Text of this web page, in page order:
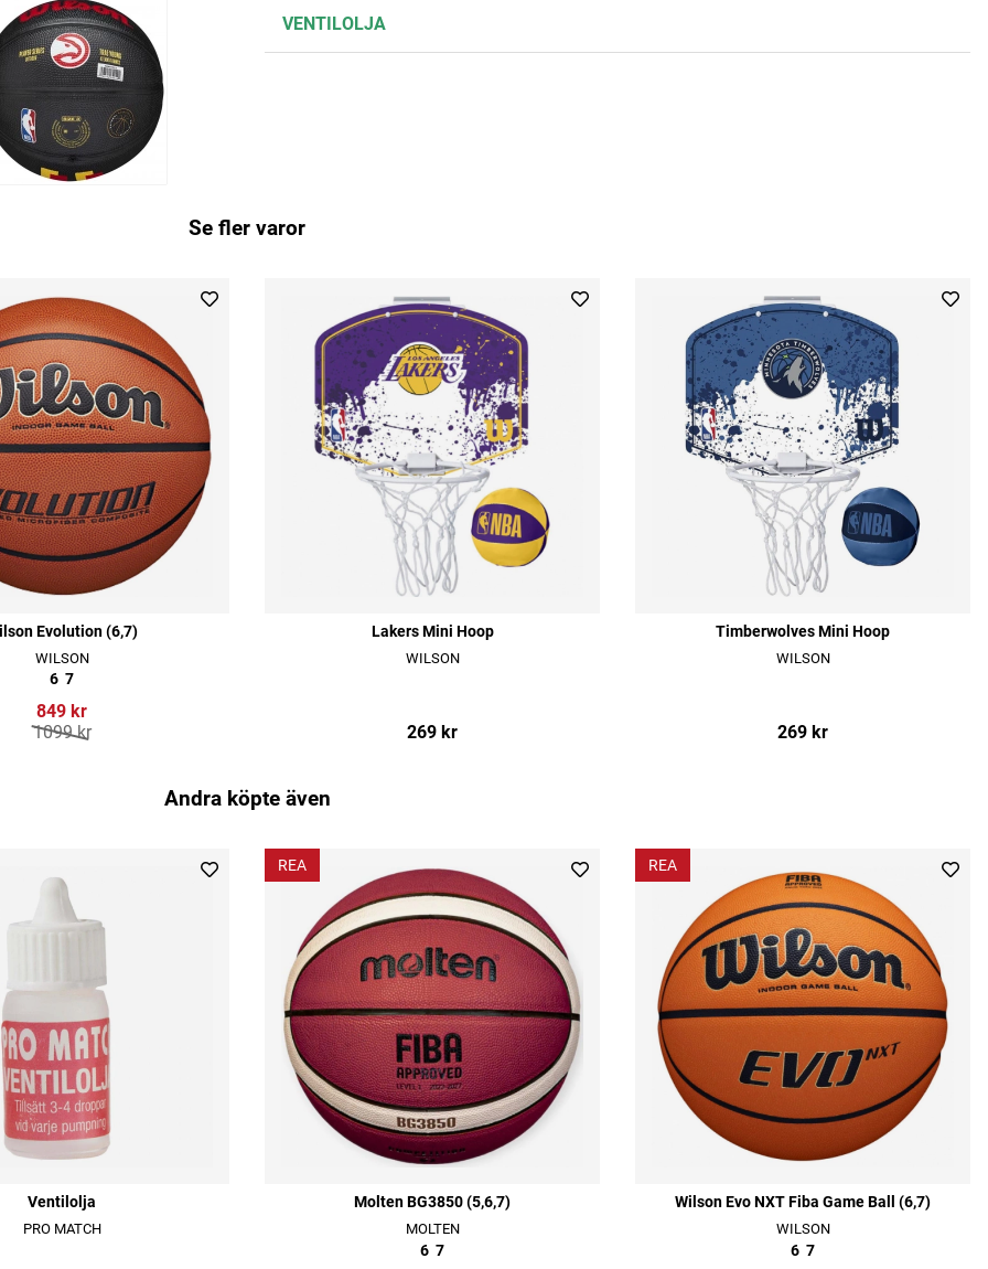
VENTILOLJA
Se fler varor
Evolution (6,7)
WILSON
6 7
849 kr
1099 kr
Lakers Mini Hoop
WILSON
269 kr
Timberwolves Mini Hoop
WILSON
269 kr
Andra köpte även
Ventilolja
PRO MATCH
REA
Molten BG3850 (5,6,7)
MOLTEN
6 7
REA
Wilson Evo NXT Fiba Game Ball (6,7)
WILSON
6 7